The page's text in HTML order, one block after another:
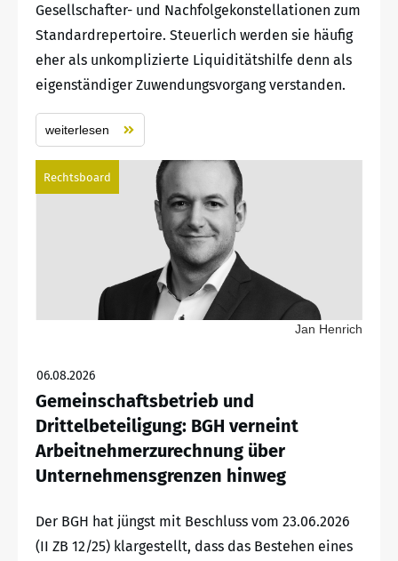
Gesellschafter- und Nachfolgekonstellationen zum
Standardrepertoire. Steuerlich werden sie häufig
eher als unkomplizierte Liquiditätshilfe denn als
eigenständiger Zuwendungsvorgang verstanden.
weiterlesen
Rechtsboard
Jan Henrich
06.08.2026
Gemeinschaftsbetrieb und
Drittelbeteiligung: BGH verneint
Arbeitnehmerzurechnung über
Unternehmensgrenzen hinweg
Der BGH hat jüngst mit Beschluss vom 23.06.2026
(II ZB 12/25) klargestellt, dass das Bestehen eines